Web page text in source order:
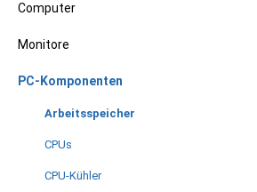
Computer
Monitore
PC-Komponenten
Arbeitsspeicher
CPUs
CPU-Kühler